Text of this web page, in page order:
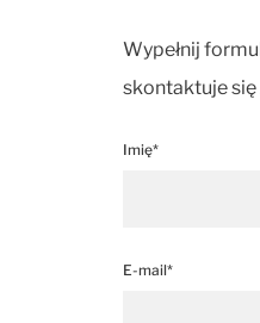
Wypełnij
skontaktuje się
Imię*
E-mail*